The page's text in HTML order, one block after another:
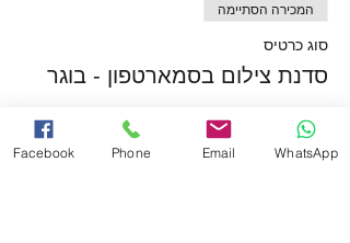
המכירה הסתיימה
סוג כרטיס
סדנת צילום בסמארטפון - בוגר
פרטים נוספים
מחיר Facebook Phone Email WhatsApp